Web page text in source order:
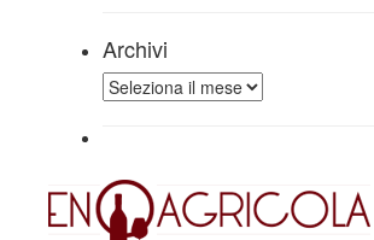
Archivi
Archivi